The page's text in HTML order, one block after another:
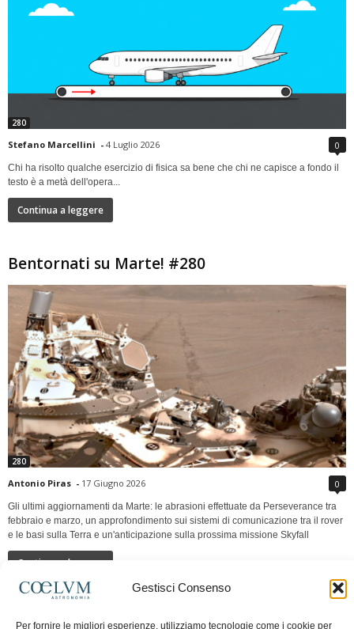
Gestisci Consenso
Per fornire le migliori esperienze, utilizziamo tecnologie come i cookie per
280
Stefano Marcellini - 4 Luglio 2026 0
Chi ha risolto qualche esercizio di fisica sa bene che chi ne capisce a fondo il
testo è a metà dell'opera...
Continua a leggere
Bentornati su Marte! #280
280
Antonio Piras - 17 Giugno 2026 0
Gli ultimi aggiornamenti da Marte: le abrasioni effettuate da Perseverance tra
febbraio e marzo, un approfondimento sui sistemi di comunicazione tra il rover
e le basi sulla Terra e un'anticipazione sulla prossima missione Skyfall
Continua a leggere